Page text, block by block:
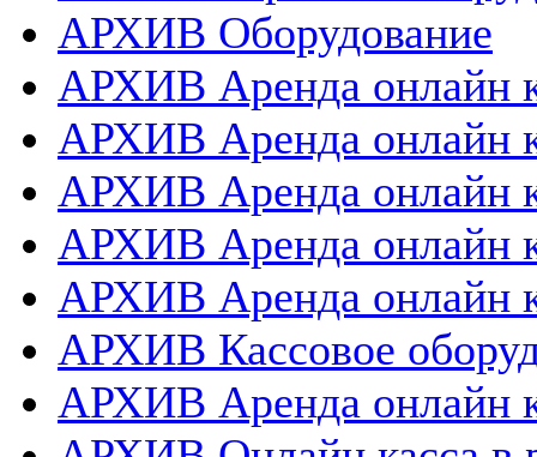
АРХИВ Оборудование
АРХИВ Аренда онлайн
АРХИВ Аренда онлайн
АРХИВ Аренда онлайн
АРХИВ Аренда онлайн
АРХИВ Аренда онлайн
АРХИВ Кассовое
АРХИВ Аренда онлайн